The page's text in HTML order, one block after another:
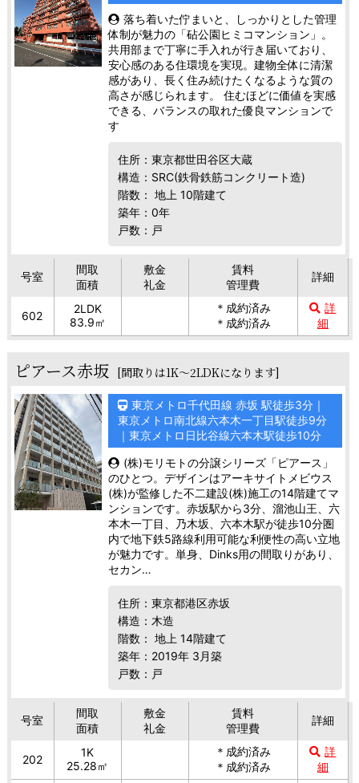
落ち着いた佇まいと、しっかりとした管理
体制が魅力の「砧公園ヒミコマンション」。
共用部まで丁寧に手入れが行き届いており、
安心感のある住環境を実現。建物全体に清潔
感があり、長く住み続けたくなるような質の
高さが感じられます。 住むほどに価値を実感
できる、バランスの取れた優良マンションで
す
住所：東京都世田谷区大蔵
構造：SRC(鉄骨鉄筋コンクリート造)
階数： 地上 10階建て
築年：0年
戸数：戸
号室
間取
面積
敷金
礼金
賃料
管理費
詳細
602
2LDK
83.9㎡
＊成約済み
＊成約済み
詳
細
ピアース赤坂 [間取りは1K～2LDKになります]
東京メトロ千代田線 赤坂 駅徒歩3分｜
東京メトロ南北線六本木一丁目駅徒歩9分
｜東京メトロ日比谷線六本木駅徒歩10分
(株)モリモトの分譲シリーズ「ピアース」
のひとつ。デザインはアーキサイトメビウス
(株)が監修した不二建設(株)施工の14階建てマ
ンションです。赤坂駅から3分、溜池山王、六
本木一丁目、乃木坂、六本木駅が徒歩10分圏
内で地下鉄5路線利用可能な利便性の高い立地
が魅力です。単身、Dinks用の間取りがあり、
セカン…
住所：東京都港区赤坂
構造：木造
階数： 地上 14階建て
築年：2019年 3月築
戸数：戸
号室
間取
面積
敷金
礼金
賃料
管理費
詳細
202
1K
25.28㎡
＊成約済み
＊成約済み
詳
細